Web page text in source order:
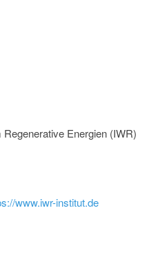
Energien (IWR)
www.iwr-institut.de